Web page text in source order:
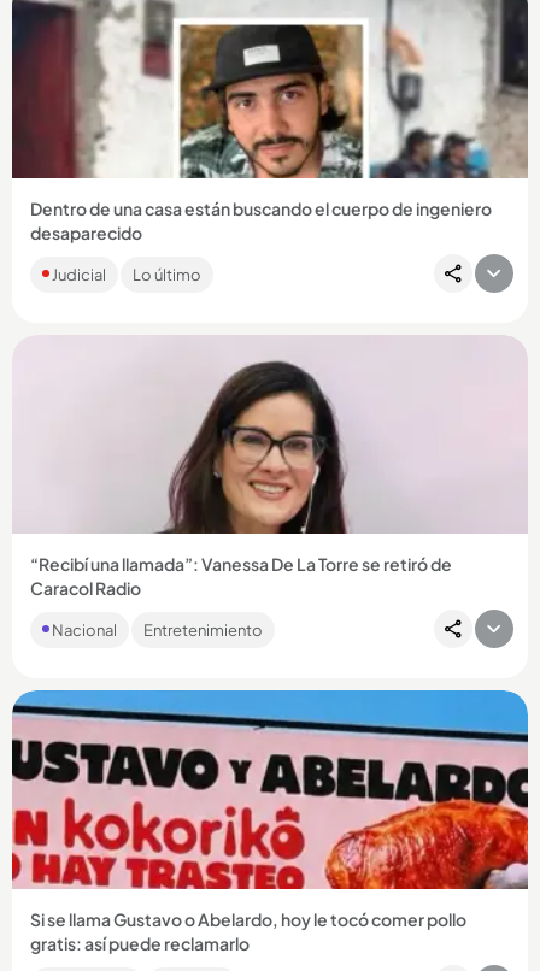
Compartir Noticia
Dentro de una casa están buscando el cuerpo de ingeniero
desaparecido
secuestrado por miembros del grupo El Mesa. Se investiga si
Judicial Lo último
Compartir Noticia
“Recibí una llamada”: Vanessa De La Torre se retiró de
Caracol Radio
periodista caleña contó que aceptó una oferta que cambiará
Nacional Entretenimiento
Compartir Noticia
Si se llama Gustavo o Abelardo, hoy le tocó comer pollo
gratis: así puede reclamarlo